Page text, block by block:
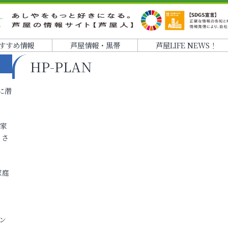
すめ情報 芦屋情報・黒帯 芦屋LIFE NEWS！
HP-PLAN
潜